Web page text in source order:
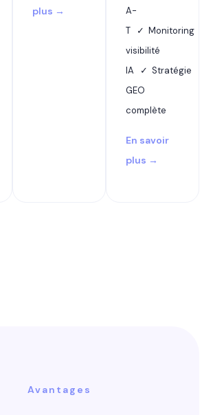
plus →
A-
T ✓ Monitoring
visibilité
IA ✓ Stratégie
GEO
complète
En savoir
plus →
Avantages